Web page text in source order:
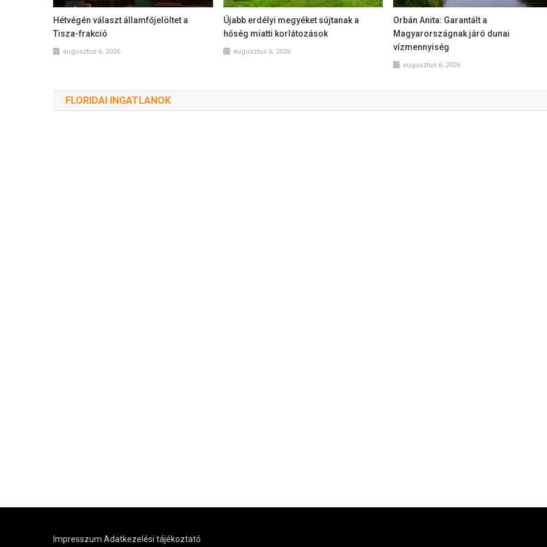
Hétvégén választ államfőjelöltet a
Tisza-frakció
augusztus 6, 2026
Újabb erdélyi megyéket sújtanak a
hőség miatti korlátozások
augusztus 6, 2026
Orbán Anita: Garantált a
Magyarországnak járó dunai
vízmennyiség
augusztus 6, 2026
FLORIDAI INGATLANOK
Impresszum Adatkezelési tájékoztató